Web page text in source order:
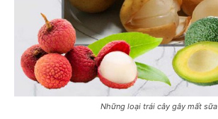
Những loại trái cây gây mất sữa